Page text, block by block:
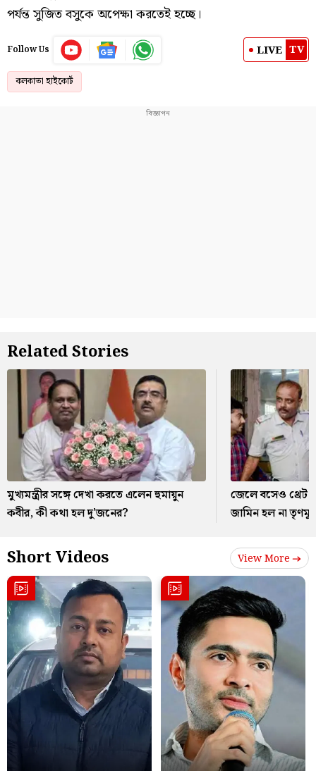
পর্যন্ত সুজিত বসুকে অপেক্ষা করতেই হচ্ছে।
Follow Us LIVE TV
কলকাতা হাইকোর্ট
Related Stories
মুখ্যমন্ত্রীর সঙ্গে দেখা করতে এলেন হুমায়ুন
কবীর, কী কথা হল দু'জনের?
জেলে বসেও থ্রেট
জামিন হল না
Short Videos View More